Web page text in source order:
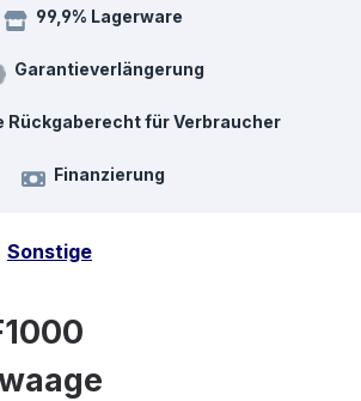
99,9% Lagerware
Garantieverlängerung
Rückgaberecht für Verbraucher
Finanzierung
Sonstige